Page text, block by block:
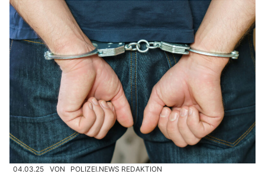
04.03.25 VON POLIZEI.NEWS REDAKTION